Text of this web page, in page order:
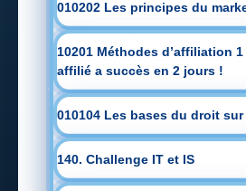
010202 Les principes du
10201 Méthodes d’affiliation
affilié a succès en 2 jours !
010104 Les bases du droit
140. Challenge IT et IS